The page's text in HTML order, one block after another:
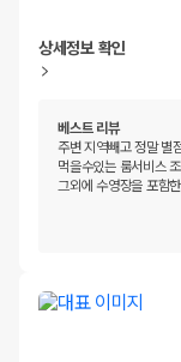
상세정보 확인
베스트 리뷰
주변 지역빼고 정말 별
먹을수있는 룸서비스
그외에 수영장을 포함